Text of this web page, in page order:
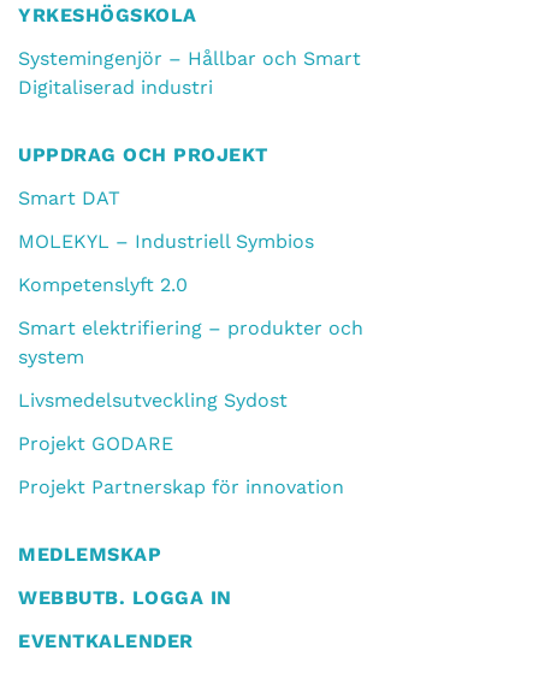
YRKESHÖGSKOLA
Systemingenjör – Hållbar och Smart
Digitaliserad industri
UPPDRAG OCH PROJEKT
Smart DAT
MOLEKYL – Industriell Symbios
Kompetenslyft 2.0
Smart elektrifiering – produkter och
system
Livsmedelsutveckling Sydost
Projekt GODARE
Projekt Partnerskap för innovation
MEDLEMSKAP
WEBBUTB. LOGGA IN
EVENTKALENDER